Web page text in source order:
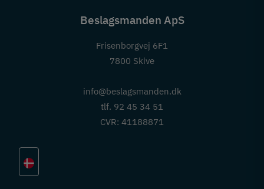
Beslagsmanden ApS
Frisenborgvej 6F1
7800 Skive
info@beslagsmanden.dk
tlf. 92 45 34 51
CVR: 41188871